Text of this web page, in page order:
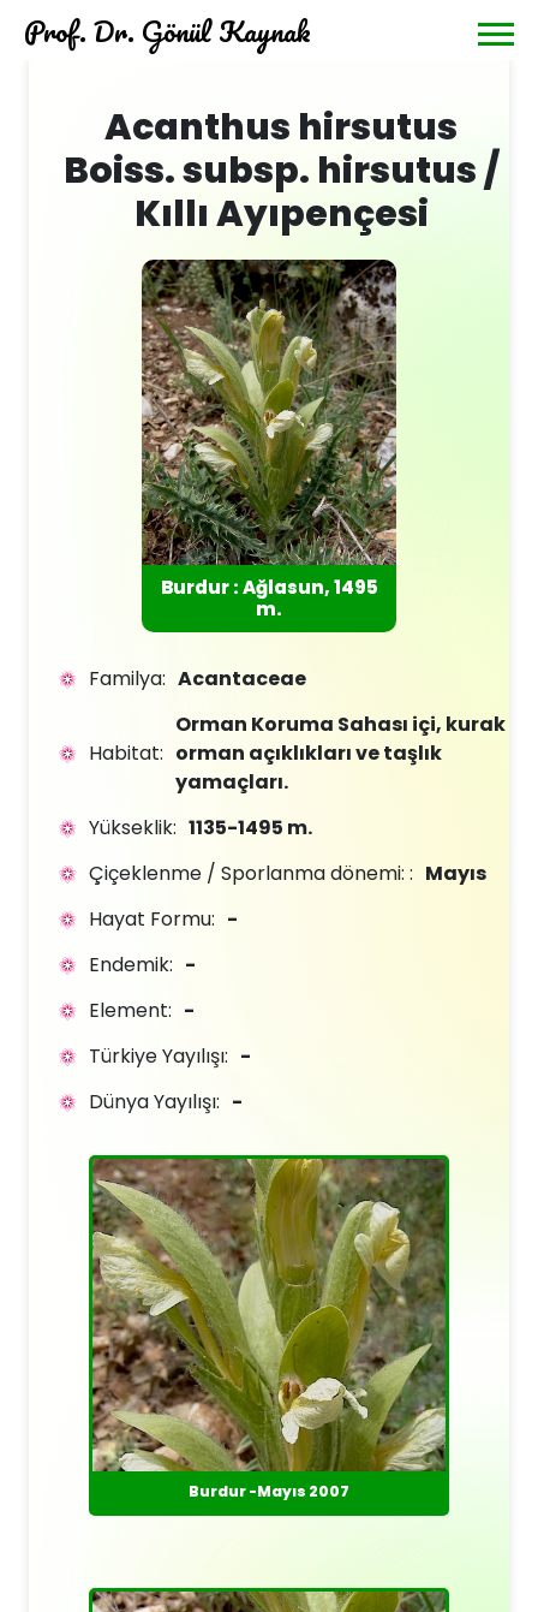
Prof. Dr. Gönül Kaynak
Acanthus hirsutus
Boiss. subsp. hirsutus /
Kıllı Ayıpençesi
Burdur : Ağlasun, 1495
m.
Familya: Acantaceae
Habitat:
Orman Koruma Sahası içi, kurak
orman açıklıkları ve taşlık
yamaçları.
Yükseklik: 1135-1495 m.
Çiçeklenme / Sporlanma dönemi: : Mayıs
Hayat Formu: -
Endemik: -
Element: -
Türkiye Yayılışı: -
Dünya Yayılışı: -
Burdur -Mayıs 2007